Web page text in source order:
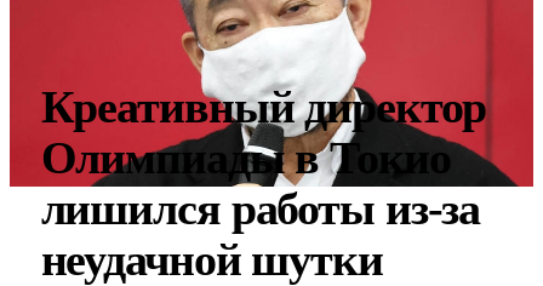
Креативный директор
Олимпиады в Токио
лишился работы из-за
неудачной шутки